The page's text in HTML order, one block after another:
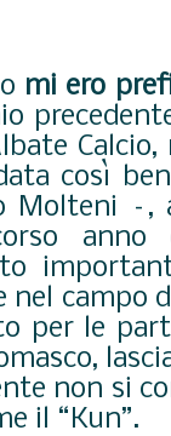
mi ero
così
Molteni –,
anno
nel campo
per le
non si
il “Kun”.